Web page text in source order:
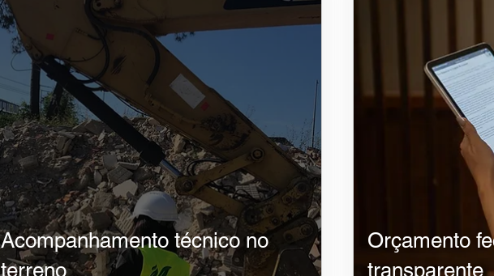
​Acompanhamento técnico no
terreno
​Orçamento
transparente